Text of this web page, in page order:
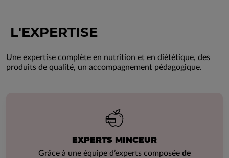
L'EXPERTISE
Une expertise complète en nutrition et en diététique, des
produits de qualité, un accompagnement pédagogique.
EXPERTS MINCEUR
Grâce à une équipe d’experts composée de